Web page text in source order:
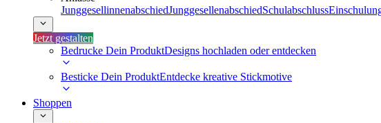
JunggesellinnenabschiedJunggesellenabschiedSchulabschluss
Jetzt gestalten
Bedrucke Dein ProduktDesigns hochladen oder entdecken
Besticke Dein ProduktEntdecke kreative Stickmotive
Shoppen